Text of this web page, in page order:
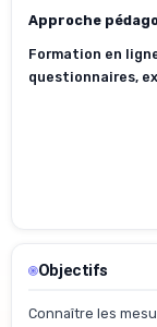
Approche
Formation en
questionnaires,
Objectifs
Connaître les